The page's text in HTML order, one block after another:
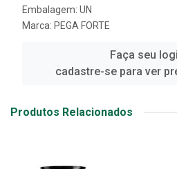
Embalagem: UN
Marca: PEGA FORTE
Faça seu
cadastre-se para ver
Produtos Relacionados